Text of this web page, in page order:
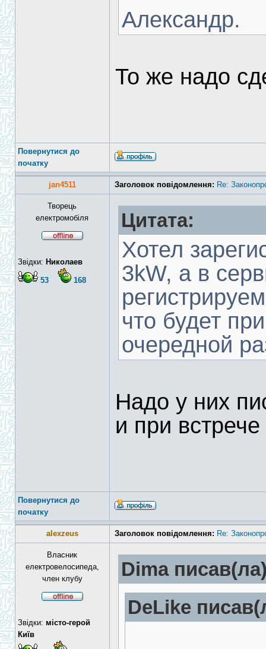
Александр.
То же надо
Повернутися до
початку
jan4511 Заголовок повідомлення: Re:
Творець
електромобіля
Звідки: Николаев
53 168
Цитата:
Хотел
3kW, а в
что будет
очередной
Надо у них
и при
Повернутися до
початку
alexzeus Заголовок повідомлення: Re:
Власник
електровелосипеда,
член клубу
Звідки: місто-герой
Київ
Dima
DeLike